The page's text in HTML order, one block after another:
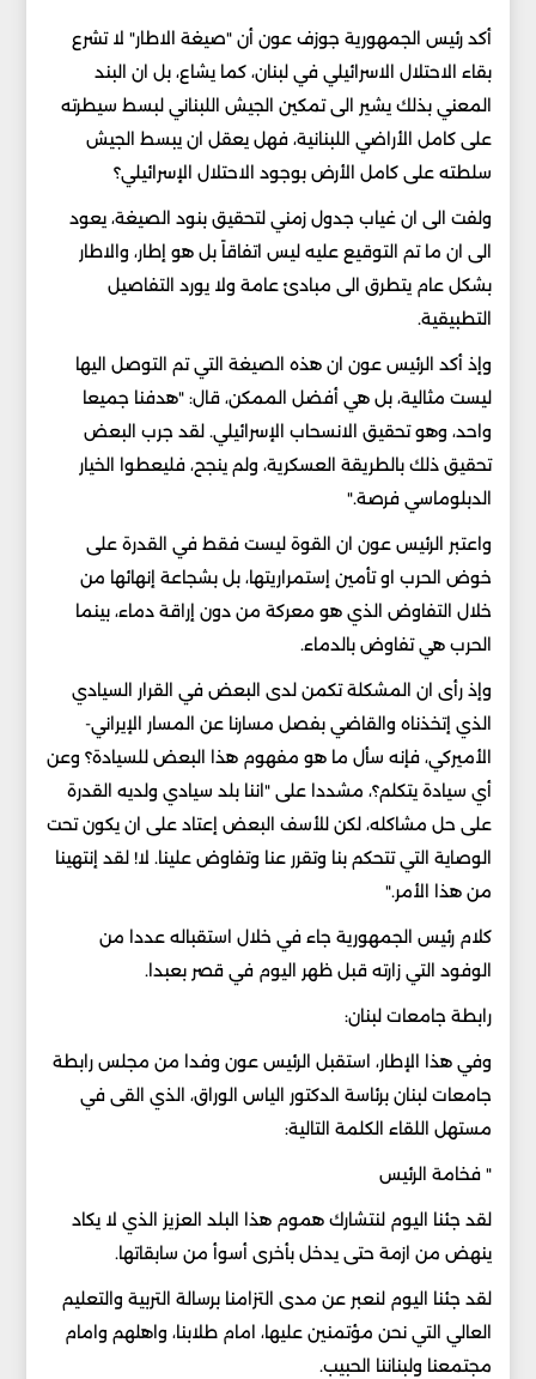
أكد رئيس الجمهورية جوزف عون أن "صيغة الاطار" لا تشرع
بقاء الاحتلال الاسرائيلي في لبنان، كما يشاع، بل ان البند
المعني بذلك يشير الى تمكين الجيش اللبناني لبسط سيطرته
على كامل الأراضي اللبنانية، فهل يعقل ان يبسط الجيش
سلطته على كامل الأرض بوجود الاحتلال الإسرائيلي؟
ولفت الى ان غياب جدول زمني لتحقيق بنود الصيغة، يعود
الى ان ما تم التوقيع عليه ليس اتفاقاً بل هو إطار، والاطار
بشكل عام يتطرق الى مبادئ عامة ولا يورد التفاصيل
التطبيقية.
وإذ أكد الرئيس عون ان هذه الصيغة التي تم التوصل اليها
ليست مثالية، بل هي أفضل الممكن، قال: "هدفنا جميعا
واحد، وهو تحقيق الانسحاب الإسرائيلي. لقد جرب البعض
تحقيق ذلك بالطريقة العسكرية، ولم ينجح، فليعطوا الخيار
الدبلوماسي فرصة."
واعتبر الرئيس عون ان القوة ليست فقط في القدرة على
خوض الحرب او تأمين إستمراريتها، بل بشجاعة إنهائها من
خلال التفاوض الذي هو معركة من دون إراقة دماء، بينما
الحرب هي تفاوض بالدماء.
وإذ رأى ان المشكلة تكمن لدى البعض في القرار السيادي
الذي إتخذناه والقاضي بفصل مسارنا عن المسار الإيراني-
الأميركي، فإنه سأل ما هو مفهوم هذا البعض للسيادة؟ وعن
أي سيادة يتكلم؟، مشددا على "اننا بلد سيادي ولديه القدرة
على حل مشاكله، لكن للأسف البعض إعتاد على ان يكون تحت
الوصاية التي تتحكم بنا وتقرر عنا وتفاوض علينا. لا! لقد إنتهينا
من هذا الأمر."
كلام رئيس الجمهورية جاء في خلال استقباله عددا من
الوفود التي زارته قبل ظهر اليوم في قصر بعبدا.
رابطة جامعات لبنان:
وفي هذا الإطار، استقبل الرئيس عون وفدا من مجلس رابطة
جامعات لبنان برئاسة الدكتور الياس الوراق، الذي القى في
مستهل اللقاء الكلمة التالية:
" فخامة الرئيس
لقد جئنا اليوم لنتشارك هموم هذا البلد العزيز الذي لا يكاد
ينهض من ازمة حتى يدخل بأخرى أسوأ من سابقاتها.
لقد جئنا اليوم لنعبر عن مدى التزامنا برسالة التربية والتعليم
العالي التي نحن مؤتمنين عليها، امام طلابنا، واهلهم وامام
مجتمعنا ولبناننا الحبيب.